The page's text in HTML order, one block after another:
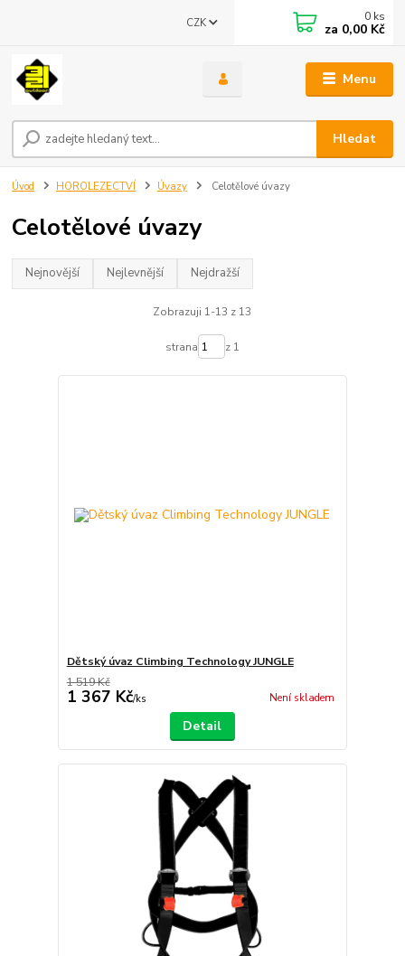
Menu
CZK
Hledat
0 ks
za 0,00 Kč
Úvod HOROLEZECTVÍ Úvazy Celotělové úvazy
Celotělové úvazy
Nejnovější Nejlevnější Nejdražší
Zobrazuji 1-13 z 13
strana z 1
Dětský úvaz Climbing Technology JUNGLE
1 519 Kč
1 367 Kč/ks Není skladem
Detail